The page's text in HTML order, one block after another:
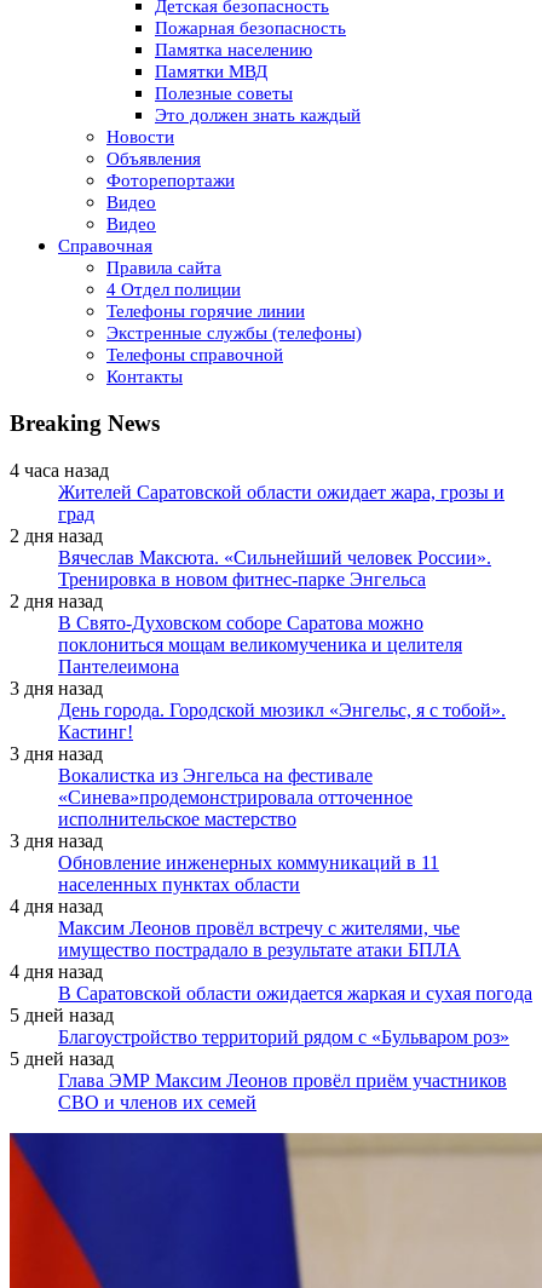
Детская безопасность
Пожарная безопасность
Памятка населению
Памятки МВД
Полезные советы
Это должен знать каждый
Новости
Объявления
Фоторепортажи
Видео
Видео
Справочная
Правила сайта
4 Отдел полиции
Телефоны горячие линии
Экстренные службы (телефоны)
Телефоны справочной
Контакты
Breaking News
4 часа назад
Жителей Саратовской области ожидает жара, грозы и
град
2 дня назад
Вячеслав Максюта. «Сильнейший человек России».
Тренировка в новом фитнес-парке Энгельса
2 дня назад
В Свято-Духовском соборе Саратова можно
поклониться мощам великомученика и целителя
Пантелеимона
3 дня назад
День города. Городской мюзикл «Энгельс, я с тобой».
Кастинг!
3 дня назад
Вокалистка из Энгельса на фестивале
«Синева»продемонстрировала отточенное
исполнительское мастерство
3 дня назад
Обновление инженерных коммуникаций в 11
населенных пунктах области
4 дня назад
Максим Леонов провёл встречу с жителями, чье
имущество пострадало в результате атаки БПЛА
4 дня назад
В Саратовской области ожидается жаркая и сухая погода
5 дней назад
Благоустройство территорий рядом с «Бульваром роз»
5 дней назад
Глава ЭМР Максим Леонов провёл приём участников
СВО и членов их семей